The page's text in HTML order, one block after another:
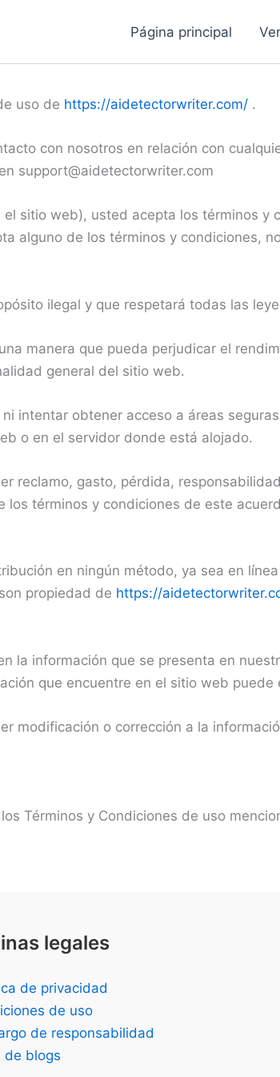
Página principal
uso de https://aidetectorwriter.com/ .
con nosotros en relación con
support@aidetectorwriter.com
sitio web), usted acepta los términos y
alguno de los términos y condiciones,
ilegal y que respetará todas las
manera que pueda perjudicar el
general del sitio web.
intentar obtener acceso a áreas
o en el servidor donde está alojado.
reclamo, gasto, pérdida,
términos y condiciones de este
en ningún método, ya sea en
propiedad de https://
la información que se presenta en
que encuentre en el sitio web
modificación o corrección a la
Términos y Condiciones de uso
legales
de privacidad
de uso
de responsabilidad
de blogs